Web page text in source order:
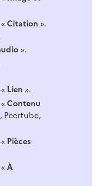
Citation ».
».
Lien ».
Contenu
Peertube,
Pièces
À